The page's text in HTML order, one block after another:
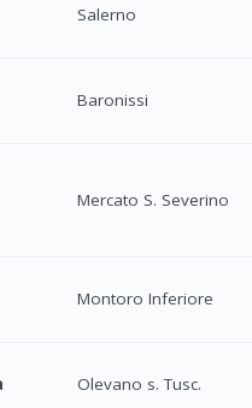
Salerno
Baronissi
Mercato S. Severino
Montoro Inferiore
Olevano s. Tusc.